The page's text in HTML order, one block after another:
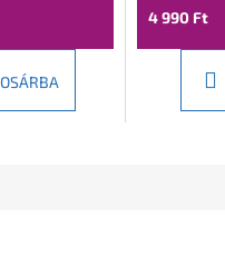
4 990 Ft